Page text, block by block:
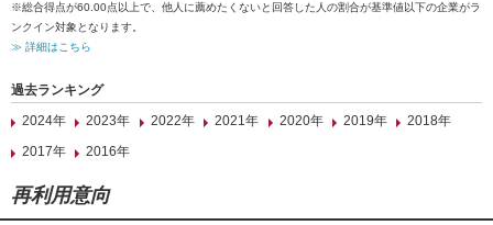
※総合得点が60.00点以上で、他人に薦めたくないと回答した人の割合が基準値以下の企業がラ
ンクイン対象となります。
≫ 詳細はこちら
過去ランキング
2024年
2023年 2022年 2021年 2020年 2019年
2018年
2017年
2016年
再利用意向